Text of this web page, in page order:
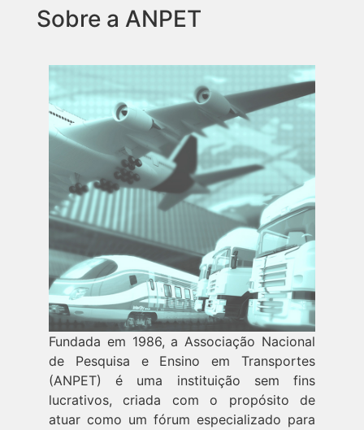
Sobre a ANPET
Fundada em 1986, a Associação Nacional
de Pesquisa e Ensino em Transportes
(ANPET) é uma instituição sem fins
lucrativos, criada com o propósito de
atuar como um fórum especializado para